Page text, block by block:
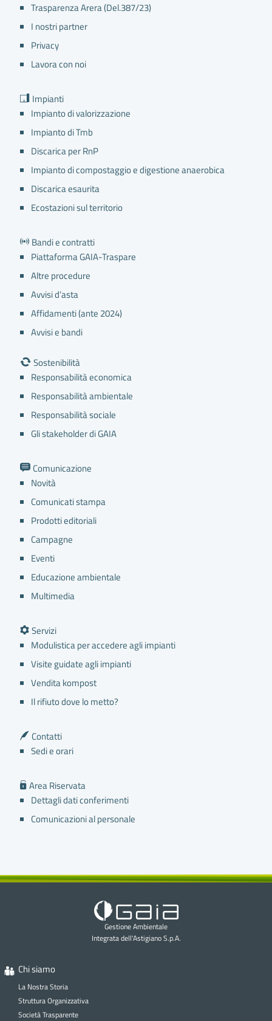
Impianti Aperti”
Trasparenza Arera (Del.387/23)
I nostri partner
Privacy
Lavora con noi
Impianti
Impianto di valorizzazione
Impianto di Tmb
Discarica per RnP
Impianto di compostaggio e digestione anaerobica
Discarica esaurita
Ecostazioni sul territorio
Bandi e contratti
Piattaforma GAIA-Traspare
Altre procedure
Avvisi d’asta
Affidamenti (ante 2024)
Avvisi e bandi
Sostenibilità
Responsabilità economica
Responsabilità ambientale
Responsabilità sociale
Gli stakeholder di GAIA
Comunicazione
Novità
Comunicati stampa
Prodotti editoriali
Campagne
Eventi
Educazione ambientale
Multimedia
Servizi
Modulistica per accedere agli impianti
Visite guidate agli impianti
Vendita kompost
Il rifiuto dove lo metto?
Contatti
Sedi e orari
Area Riservata
Dettagli dati conferimenti
Comunicazioni al personale
Gestione Ambientale
Integrata dell'Astigiano S.p.A.
Chi siamo
La Nostra Storia
Struttura Organizzativa
Società Trasparente